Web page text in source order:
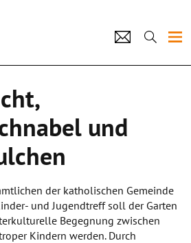
Datenschutz Kontakt
und
der katholischen Gemeinde
und Jugendtreff soll der Garten
Begegnung zwischen
Kindern werden. Durch